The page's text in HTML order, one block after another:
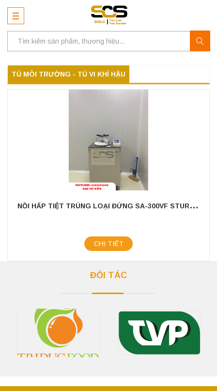
TỦ MÔI TRƯỜNG - TỦ VI KHÍ HẬU
N
ỒI HẤP TIỆT TRÙNG LOẠI ĐỨNG SA-300VF STURDY – ĐÀI LOAN
CHI TIẾT
ĐỐI TÁC